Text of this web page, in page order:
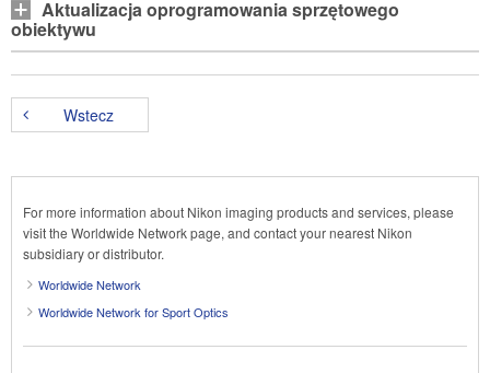
Aktualizacja oprogramowania sprzętowego
obiektywu
Wstecz
For more information about Nikon imaging products and services, please
visit the Worldwide Network page, and contact your nearest Nikon
subsidiary or distributor.
Worldwide Network
Worldwide Network for Sport Optics